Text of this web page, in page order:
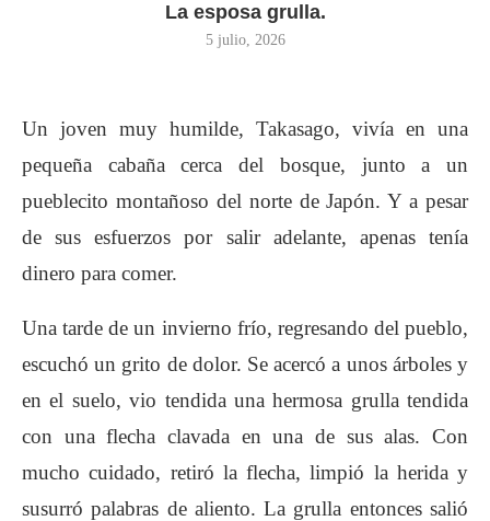
La esposa grulla.
5 julio, 2026
Un joven muy humilde, Takasago, vivía en una
pequeña cabaña cerca del bosque, junto a un
pueblecito montañoso del norte de Japón. Y a pesar
de sus esfuerzos por salir adelante, apenas tenía
dinero para comer.
Una tarde de un invierno frío, regresando del pueblo,
escuchó un grito de dolor. Se acercó a unos árboles y
en el suelo, vio tendida una hermosa grulla tendida
con una flecha clavada en una de sus alas. Con
mucho cuidado, retiró la flecha, limpió la herida y
susurró palabras de aliento. La grulla entonces salió